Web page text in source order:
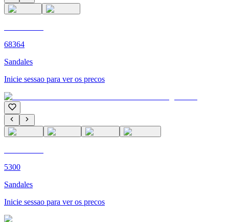
68364
Sandales
Inicie sessao para ver os precos
5300
Sandales
Inicie sessao para ver os precos